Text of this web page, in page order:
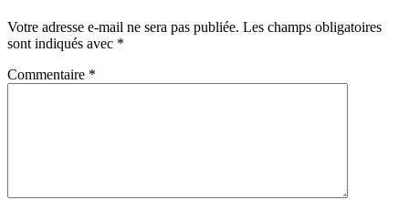
Votre adresse e-mail ne sera pas publiée. Les champs obligatoires
sont indiqués avec *
Commentaire *